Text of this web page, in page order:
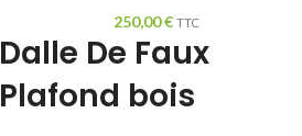
250,00€ TTC
Dalle De Faux
Plafond bois